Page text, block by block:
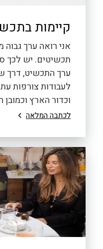
קיימות
אני רואה ערך
תכשיטים. יש לכך
ערך התכשיט, דרך
לעבודות צורפות
וכדור הארץ וכמובן
לכתבה המלאה